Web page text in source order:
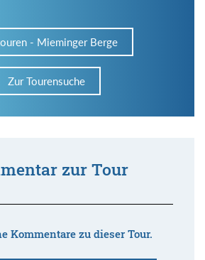
- Mieminger Berge
Zur Tourensuche
zur Tour
Kommentare zu dieser Tour.